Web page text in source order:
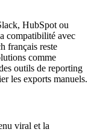
HubSpot ou
compatibilité avec
français reste
comme
outils de reporting
les exports manuels.
viral et la